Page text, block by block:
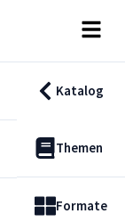
Katalog
Themen
Formate